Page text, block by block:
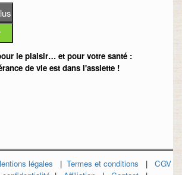
le plaisir… et pour votre santé :
de vie est dans l'assiette !
légales | Termes et conditions | CGV